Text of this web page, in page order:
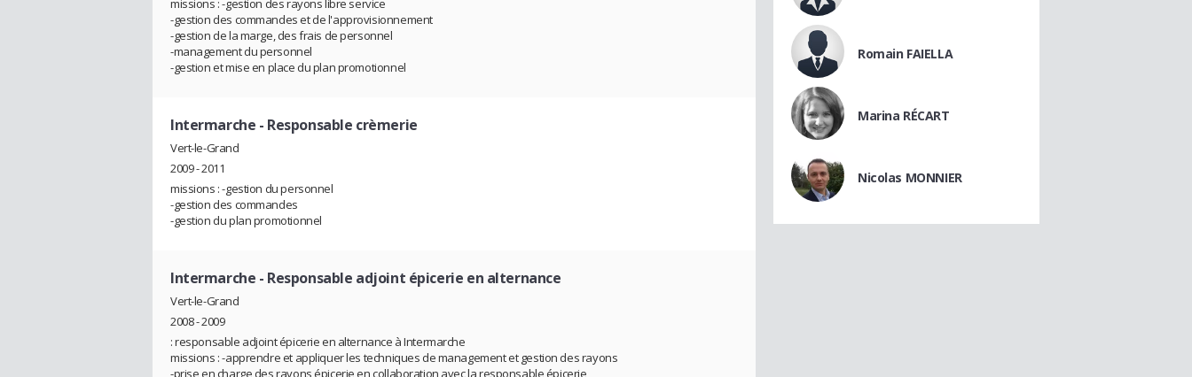
missions : -gestion des rayons libre service
-gestion des commandes et de l'approvisionnement
-gestion de la marge, des frais de personnel
-management du personnel
-gestion et mise en place du plan promotionnel
Intermarche - Responsable crèmerie
Vert-le-Grand
2009 - 2011
missions : -gestion du personnel
-gestion des commandes
-gestion du plan promotionnel
Intermarche - Responsable adjoint épicerie en alternance
Vert-le-Grand
2008 - 2009
: responsable adjoint épicerie en alternance à Intermarche
missions : -apprendre et appliquer les techniques de management et gestion des rayons
-prise en charge des rayons épicerie en collaboration avec la responsable épicerie
Romain FAIELLA
Marina RÉCART
Nicolas MONNIER